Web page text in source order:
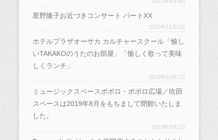
星野隆子お近づきコンサート パートXX
2019年11月1日
ホテルプラザオーサカ カルチャースクール「愉し
いTAKAKOのうたのお部屋」「愉しく歌って美味
しくランチ」
2019年10月1日
ミュージックスペースポポロ・ポポロ広場／吹田
スペースは2019年8月をもちまして閉館いたしま
した。
2019年9月1日